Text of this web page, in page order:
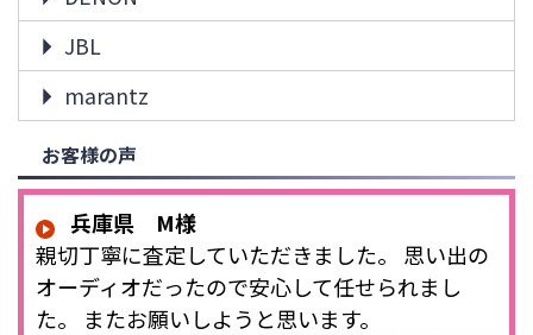
JBL
marantz
お客様の声
兵庫県 M様
親切丁寧に査定していただきました。 思い出の
オーディオだったので安心して任せられまし
た。 またお願いしようと思います。